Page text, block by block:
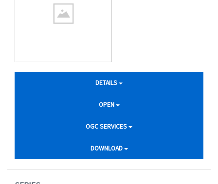
DETAILS
OPEN
OGC SERVICES
DOWNLOAD